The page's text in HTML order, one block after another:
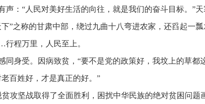
声： “人民对美好生活的向往，就是我们的奋斗目标。”
”之称的甘肃中部，绕过九曲十八弯进农家，还舀起一
程万里，人民至上。
同身受。因病致贫， “要不是党的政策好，我坟上的草都
百姓好，才是真正的好。”
攻坚战取得了全面胜利，困扰中华民族的绝对贫困问题